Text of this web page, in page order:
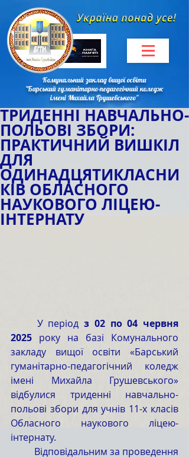
Комунальний заклад вищої освіти
"Барський гуманітарно-педагогічний коледж
імені Михайла Грушевського"
ТРИДЕННІ НАВЧАЛЬНО-
ПОЛЬОВІ ЗБОРИ:
ПРАКТИЧНИЙ ВИШКІЛ
ДЛЯ
ОДИНАДЦЯТИКЛАСНИ
КІВ ОБЛАСНОГО
НАУКОВОГО ЛІЦЕЮ-
ІНТЕРНАТУ
	У період
з 02 по 04 червня
2025 року на базі Комунального
закладу вищої освіти «Барський
гуманітарно-педагогічний коледж
імені Михайла Грушевського»
відбулися триденні навчально-
польові збори для учнів 11-х класів
Обласного наукового ліцею-
інтернату.